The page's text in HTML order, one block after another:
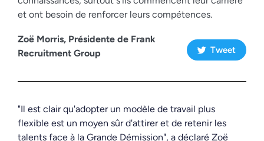
et ont besoin de renforcer leurs compétences.
Zoë Morris, Présidente de Frank
Recruitment Group
Tweet
"Il est clair qu'adopter un modèle de travail plus
flexible est un moyen sûr d'attirer et de retenir les
talents face à la Grande Démission", a déclaré Zoë